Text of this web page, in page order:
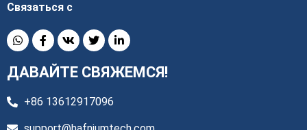
Связаться с
ДАВАЙТЕ СВЯЖЕМСЯ!
+86 13612917096